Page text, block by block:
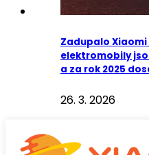
Zadupalo Xiaomi
elektromobily
a za rok 2025
26. 3. 2026